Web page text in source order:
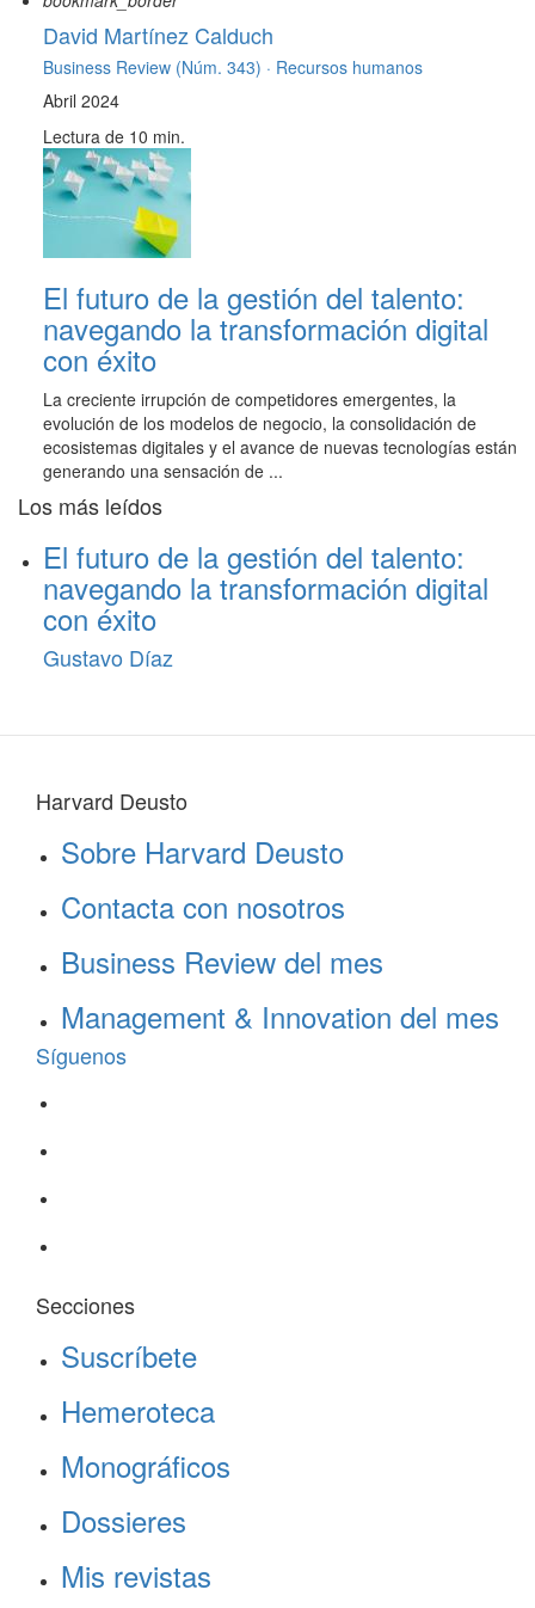
David Martínez Calduch
Business Review (Núm. 343) · Recursos humanos
Abril 2024
Lectura de 10 min.
El futuro de la gestión del talento:
navegando la transformación digital
con éxito
La creciente irrupción de competidores emergentes, la
evolución de los modelos de negocio, la consolidación de
ecosistemas digitales y el avance de nuevas tecnologías están
generando una sensación de ...
Los más leídos
El futuro de la gestión del talento:
navegando la transformación digital
con éxito
Gustavo Díaz
Harvard Deusto
Sobre Harvard Deusto
Contacta con nosotros
Business Review del mes
Management & Innovation del mes
Síguenos
Secciones
Suscríbete
Hemeroteca
Monográficos
Dossieres
Mis revistas